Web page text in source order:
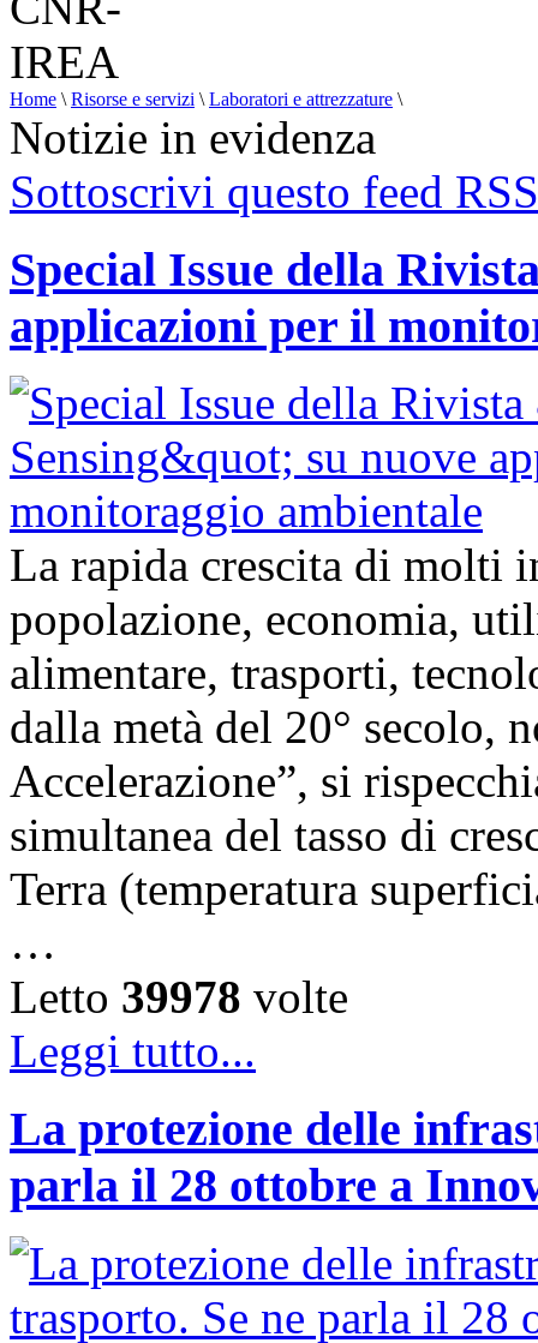
Home \ Risorse e servizi \ Laboratori e attrezzature \
Notizie in evidenza
Sottoscrivi questo feed RSS
Special Issue della
applicazioni per il
La rapida crescita di molti
popolazione, economia,
alimentare, trasporti,
dalla metà del 20° secolo,
Accelerazione”, si
simultanea del tasso di
Terra (temperatura
…
Letto 39978 volte
Leggi tutto...
La protezione delle
parla il 28 ottobre a